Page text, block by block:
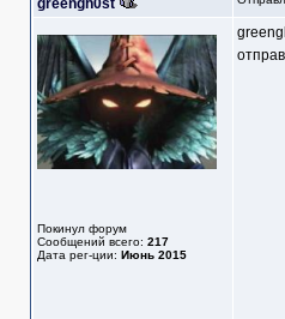
greengh0st
Покинул форум
Сообщений всего: 217
Дата рег-ции: Июнь 2015